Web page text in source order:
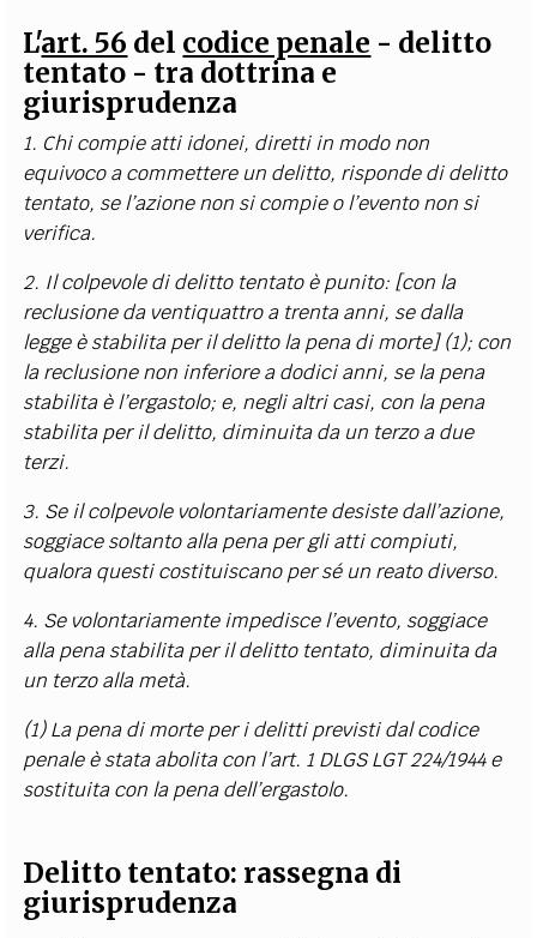
L'art. 56 del codice penale - delitto
tentato - tra dottrina e
giurisprudenza
1. Chi compie atti idonei, diretti in modo non
equivoco a commettere un delitto, risponde di delitto
tentato, se l’azione non si compie o l’evento non si
verifica.
2. Il colpevole di delitto tentato è punito: [con la
reclusione da ventiquattro a trenta anni, se dalla
legge è stabilita per il delitto la pena di morte](1); con
la reclusione non inferiore a dodici anni, se la pena
stabilita è l’ergastolo; e, negli altri casi, con la pena
stabilita per il delitto, diminuita da un terzo a due
terzi.
3. Se il colpevole volontariamente desiste dall’azione,
soggiace soltanto alla pena per gli atti compiuti,
qualora questi costituiscano per sé un reato diverso.
4. Se volontariamente impedisce l’evento, soggiace
alla pena stabilita per il delitto tentato, diminuita da
un terzo alla metà.
(1) La pena di morte per i delitti previsti dal codice
penale è stata abolita con l’art. 1 DLGS LGT 224/1944 e
sostituita con la pena dell’ergastolo.
Delitto tentato: rassegna di
giurisprudenza